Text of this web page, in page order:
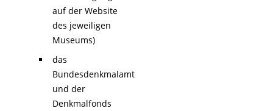
auf der Website
des jeweiligen
Museums)
das
Bundesdenkmalamt
und der
Denkmalfonds